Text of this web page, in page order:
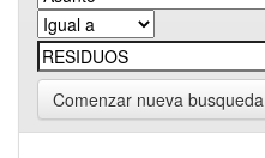
Comenzar nueva busqueda